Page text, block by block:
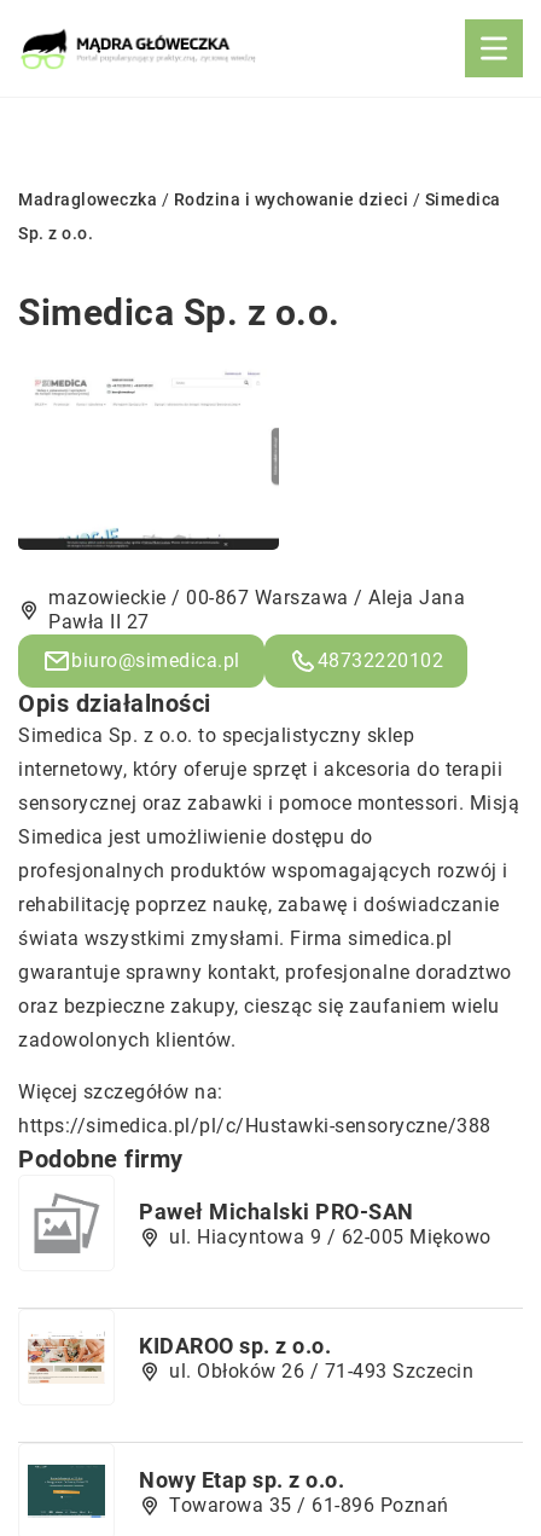
Madragloweczka / Rodzina i wychowanie dzieci / Simedica
Sp. z o.o.
Simedica Sp. z o.o.
mazowieckie / 00-867 Warszawa / Aleja Jana
Pawła II 27
biuro@simedica.pl
48732220102
Opis działalności
Simedica Sp. z o.o. to specjalistyczny sklep
internetowy, który oferuje sprzęt i akcesoria do terapii
sensorycznej oraz zabawki i pomoce montessori. Misją
Simedica jest umożliwienie dostępu do
profesjonalnych produktów wspomagających rozwój i
rehabilitację poprzez naukę, zabawę i doświadczanie
świata wszystkimi zmysłami. Firma simedica.pl
gwarantuje sprawny kontakt, profesjonalne doradztwo
oraz bezpieczne zakupy, ciesząc się zaufaniem wielu
zadowolonych klientów.
Więcej szczegółów na:
https://simedica.pl/pl/c/Hustawki-sensoryczne/388
Podobne firmy
Paweł Michalski PRO-SAN
ul. Hiacyntowa 9 / 62-005 Miękowo
KIDAROO sp. z o.o.
ul. Obłoków 26 / 71-493 Szczecin
Nowy Etap sp. z o.o.
Towarowa 35 / 61-896 Poznań